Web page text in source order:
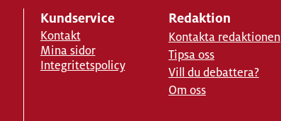
Kundservice
Kontakt
Mina sidor
Integritetspolicy
Redaktion
Kontakta redaktionen
Tipsa oss
Vill du debattera?
Om oss